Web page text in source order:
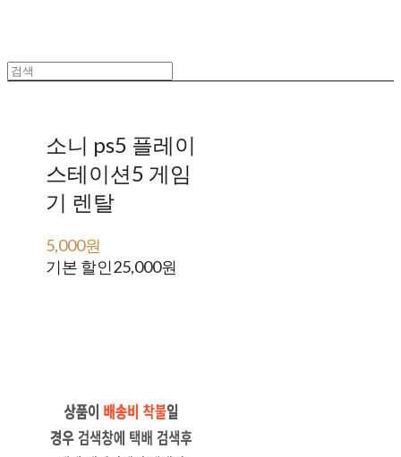
소니 ps5 플레이
스테이션5 게임
기 렌탈
5,000원
기본 할인25,000원